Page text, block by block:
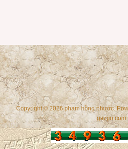
Copyright © 2026 phạm hồng phước.
gazpo.com.